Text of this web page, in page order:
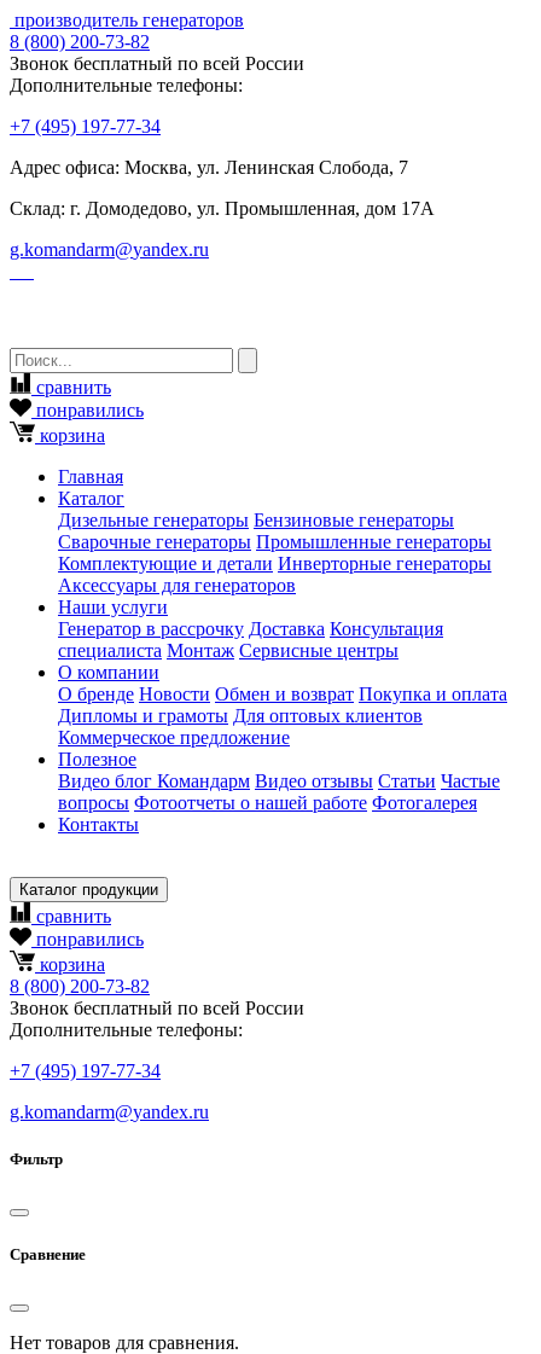
производитель генераторов
8 (800) 200-73-82
Звонок бесплатный по всей России
Дополнительные телефоны:
+7 (495) 197-77-34
Адрес офиса: Москва, ул. Ленинская Слобода, 7
Склад: г. Домодедово, ул. Промышленная, дом 17А
g.komandarm@yandex.ru
сравнить
понравились
корзина
Главная
Каталог
Дизельные генераторы Бензиновые генераторы
Сварочные генераторы Промышленные генераторы
Комплектующие и детали Инверторные генераторы
Аксессуары для генераторов
Наши услуги
Генератор в рассрочку Доставка Консультация
специалиста Монтаж Сервисные центры
О компании
О бренде Новости Обмен и возврат Покупка и оплата
Дипломы и грамоты Для оптовых клиентов
Коммерческое предложение
Полезное
Видео блог Командарм Видео отзывы Статьи Частые
вопросы Фотоотчеты о нашей работе Фотогалерея
Контакты
Каталог продукции
сравнить
понравились
корзина
8 (800) 200-73-82
Звонок бесплатный по всей России
Дополнительные телефоны:
+7 (495) 197-77-34
g.komandarm@yandex.ru
Фильтр
Сравнение
Нет товаров для сравнения.